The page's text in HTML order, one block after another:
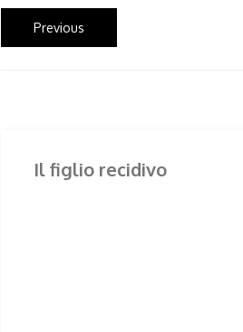
Post
navigation
Previous
post:
Il figlio recidivo